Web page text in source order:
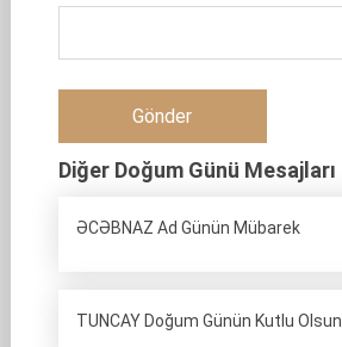
Diğer Doğum Günü Mesajları
ƏCƏBNAZ Ad Günün Mübarek
TUNCAY Doğum Günün Kutlu Olsun